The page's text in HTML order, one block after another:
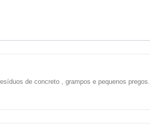
de concreto , grampos e pequenos pregos.